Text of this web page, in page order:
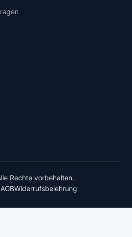
Rechte vorbehalten.
AGBWiderrufsbelehrung